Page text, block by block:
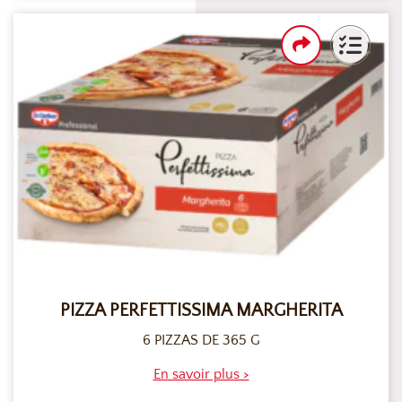
PIZZA PERFETTISSIMA MARGHERITA
6 PIZZAS DE 365 G
En savoir plus >